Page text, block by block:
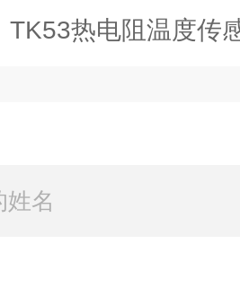
TK53热电阻温度传